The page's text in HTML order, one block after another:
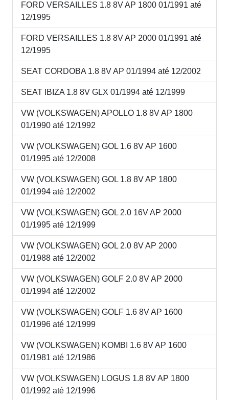
FORD VERSAILLES 1.8 8V AP 1800 01/1991 até
12/1995
FORD VERSAILLES 1.8 8V AP 2000 01/1991 até
12/1995
SEAT CORDOBA 1.8 8V AP 01/1994 até 12/2002
SEAT IBIZA 1.8 8V GLX 01/1994 até 12/1999
VW (VOLKSWAGEN) APOLLO 1.8 8V AP 1800
01/1990 até 12/1992
VW (VOLKSWAGEN) GOL 1.6 8V AP 1600
01/1995 até 12/2008
VW (VOLKSWAGEN) GOL 1.8 8V AP 1800
01/1994 até 12/2002
VW (VOLKSWAGEN) GOL 2.0 16V AP 2000
01/1995 até 12/1999
VW (VOLKSWAGEN) GOL 2.0 8V AP 2000
01/1988 até 12/2002
VW (VOLKSWAGEN) GOLF 2.0 8V AP 2000
01/1994 até 12/2002
VW (VOLKSWAGEN) GOLF 1.6 8V AP 1600
01/1996 até 12/1999
VW (VOLKSWAGEN) KOMBI 1.6 8V AP 1600
01/1981 até 12/1986
VW (VOLKSWAGEN) LOGUS 1.8 8V AP 1800
01/1992 até 12/1996